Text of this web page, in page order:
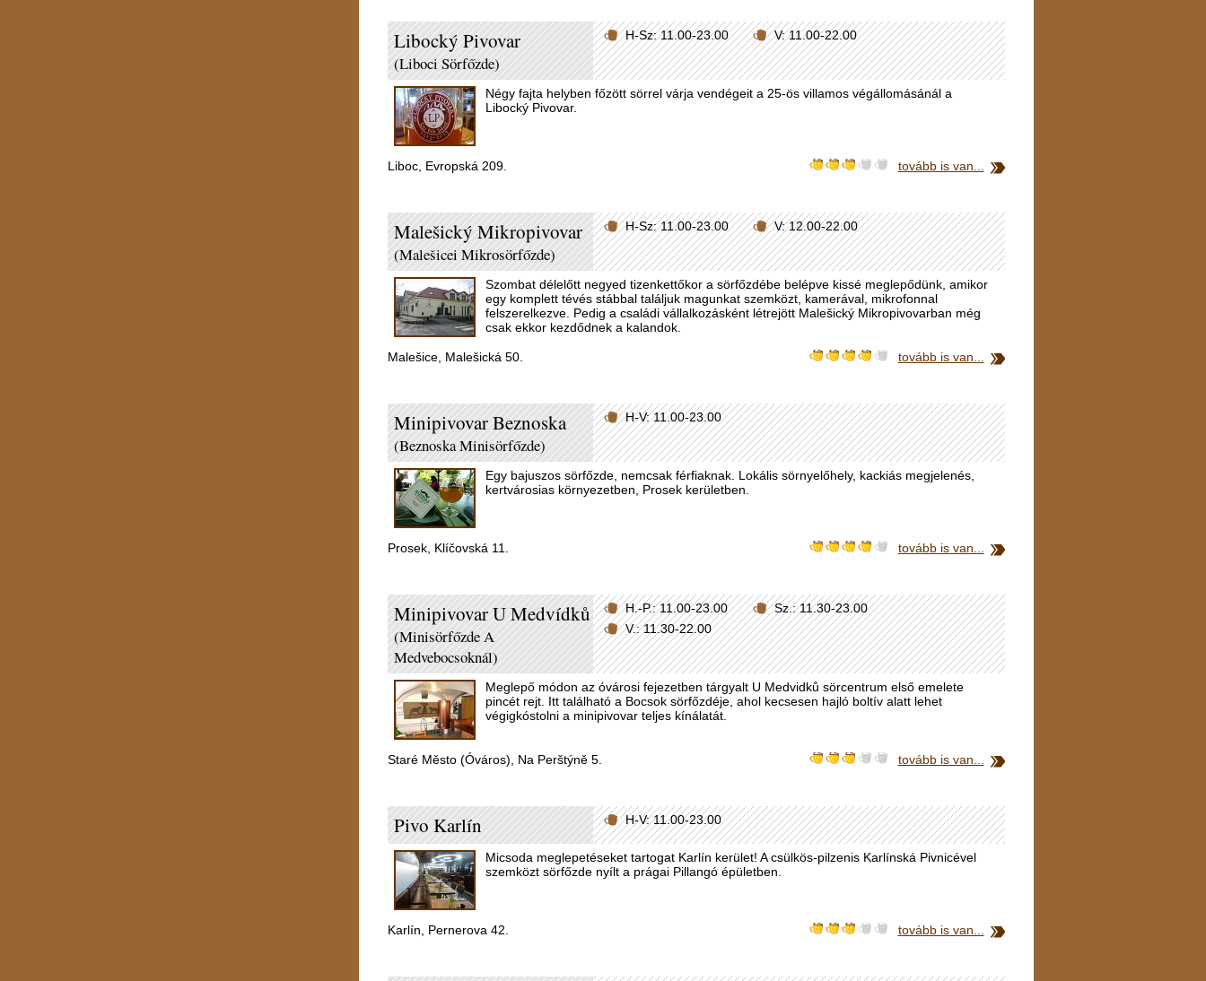
Libocký Pivovar
(Liboci Sörfőzde)
H-Sz: 11.00-23.00 V: 11.00-22.00
Négy fajta helyben főzött sörrel várja vendégeit a 25-ös villamos végállomásánál a
Libocký Pivovar.
Liboc, Evropská 209. tovább is van...
Malešický Mikropivovar
(Malešicei Mikrosörfőzde)
H-Sz: 11.00-23.00 V: 12.00-22.00
Szombat délelőtt negyed tizenkettőkor a sörfőzdébe belépve kissé meglepődünk, amikor
egy komplett tévés stábbal találjuk magunkat szemközt, kamerával, mikrofonnal
felszerelkezve. Pedig a családi vállalkozásként létrejött Malešický Mikropivovarban még
csak ekkor kezdődnek a kalandok.
Malešice, Malešická 50. tovább is van...
Minipivovar Beznoska
(Beznoska Minisörfőzde)
H-V: 11.00-23.00
Egy bajuszos sörfőzde, nemcsak férfiaknak. Lokális sörnyelőhely, kackiás megjelenés,
kertvárosias környezetben, Prosek kerületben.
Prosek, Klíčovská 11. tovább is van...
Minipivovar U Medvídků
(Minisörfőzde A
Medvebocsoknál)
H.-P.: 11.00-23.00
Sz.: 11.30-23.00
V.: 11.30-22.00
Meglepő módon az óvárosi fejezetben tárgyalt U Medvidků sörcentrum első emelete
pincét rejt. Itt található a Bocsok sörfőzdéje, ahol kecsesen hajló boltív alatt lehet
végigkóstolni a minipivovar teljes kínálatát.
Staré Město (Óváros), Na Perštýně 5. tovább is van...
Pivo Karlín H-V: 11.00-23.00
Micsoda meglepetéseket tartogat Karlín kerület! A csülkös-pilzenis Karlínská Pivnicével
szemközt sörfőzde nyílt a prágai Pillangó épületben.
Karlín, Pernerova 42. tovább is van...